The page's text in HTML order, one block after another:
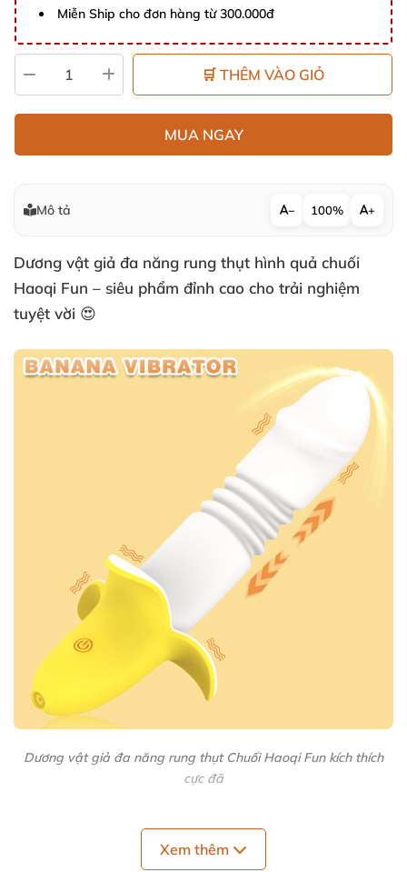
Miễn Ship cho đơn hàng từ 300.000đ
🛒 THÊM VÀO GIỎ
MUA NGAY
Mô tả − 100% +
Dương vật giả đa năng rung thụt hình quả chuối
Haoqi Fun – siêu phẩm đỉnh cao cho trải nghiệm
tuyệt vời 😍
Dương vật giả đa năng rung thụt Chuối Haoqi Fun kích thích
cực đã
Thiết kế tinh nghịch, độc đáo và sang
Xem thêm